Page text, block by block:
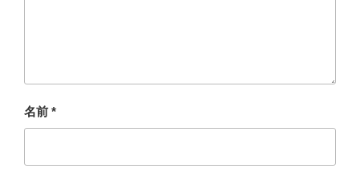
名前 *